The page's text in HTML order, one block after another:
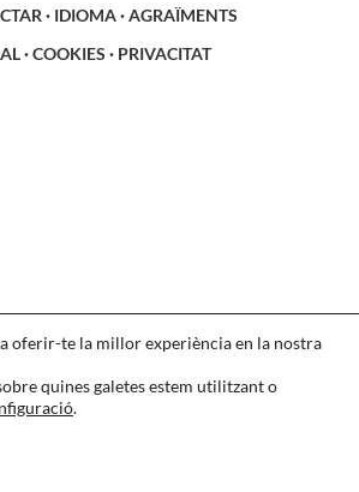
· IDIOMA·AGRAÏMENTS
·COOKIES · PRIVACITAT
oferir-te la millor experiència en la nostra
quines galetes estem utilitzant o
.